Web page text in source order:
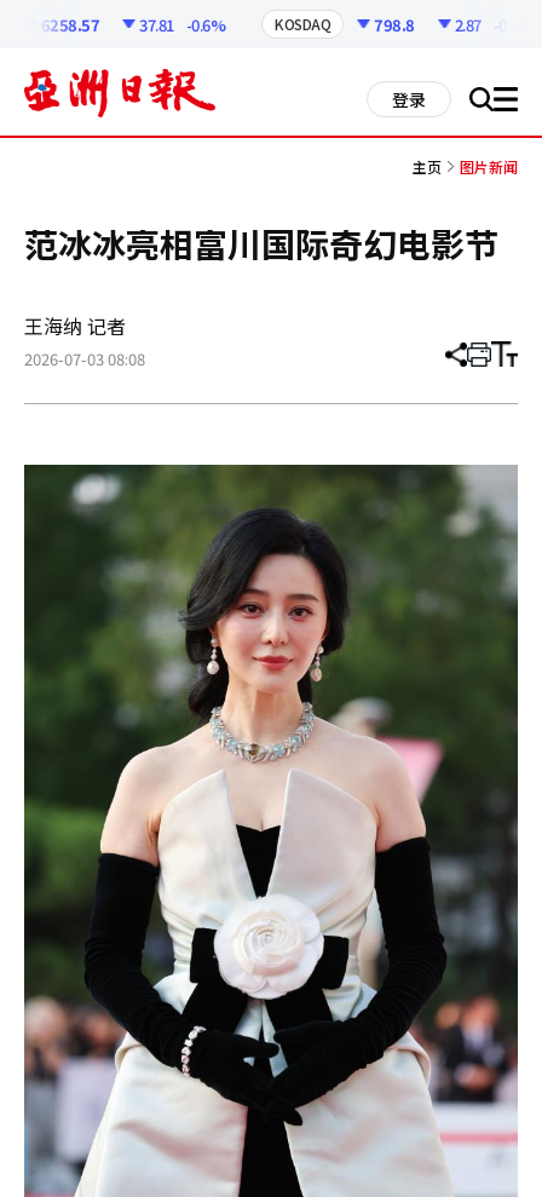
6258.57 37.81 -0.6% KOSDAQ 798.8 2.87 -0.36%
登录 搜 all
主页 图片新闻
范冰冰亮相富川国际奇幻电影节
王海纳 记者
2026-07-03 08:08 分
章
打 调
小